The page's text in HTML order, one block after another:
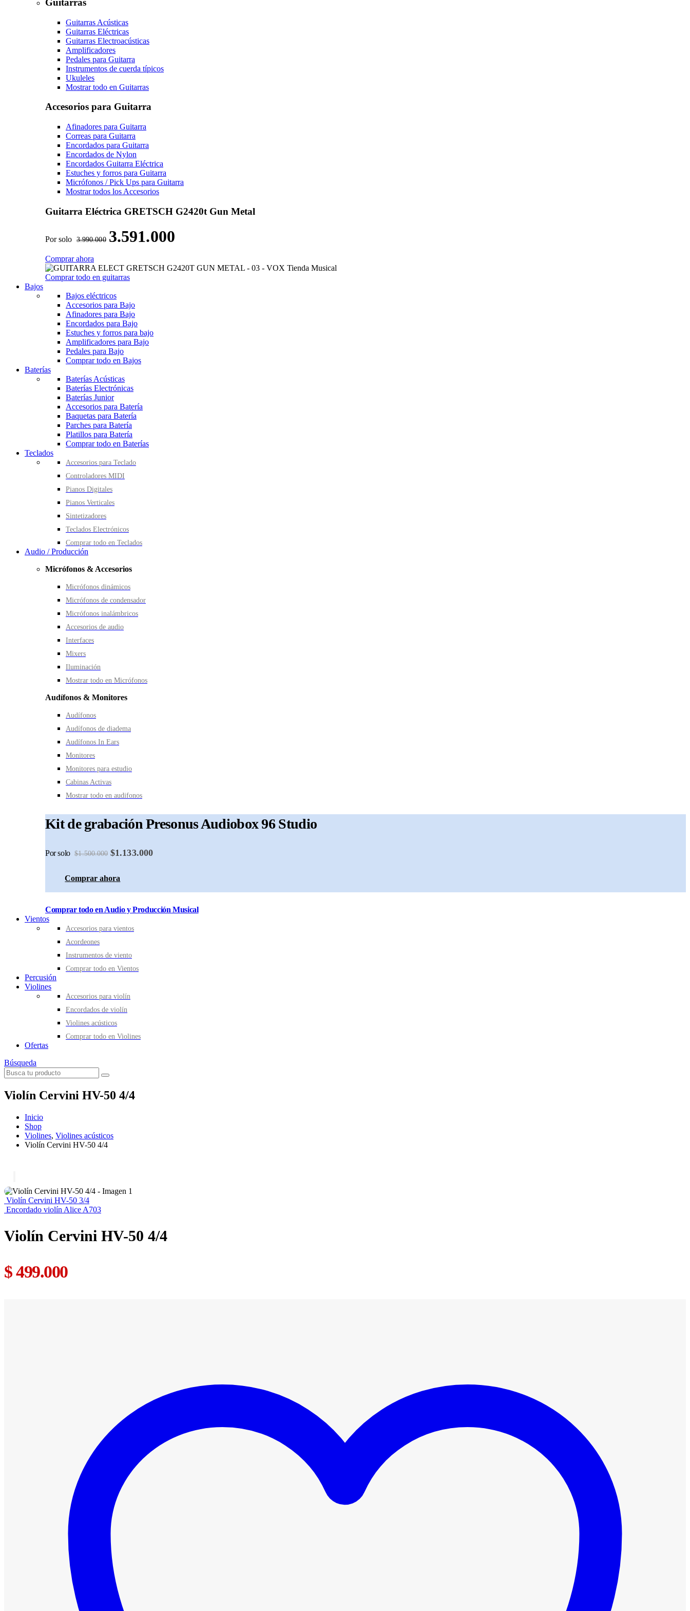
Guitarras
Guitarras Acústicas
Guitarras Eléctricas
Guitarras Electroacústicas
Amplificadores
Pedales para Guitarra
Instrumentos de cuerda típicos
Ukuleles
Mostrar todo en Guitarras
Accesorios para Guitarra
Afinadores para Guitarra
Correas para Guitarra
Encordados para Guitarra
Encordados de Nylon
Encordados Guitarra Eléctrica
Estuches y forros para Guitarra
Micrófonos / Pick Ups para Guitarra
Mostrar todos los Accesorios
Guitarra Eléctrica GRETSCH G2420t Gun Metal
Por solo 3.990.000 3.591.000
Comprar ahora
Comprar todo en guitarras
Bajos
Bajos eléctricos
Accesorios para Bajo
Afinadores para Bajo
Encordados para Bajo
Estuches y forros para bajo
Amplificadores para Bajo
Pedales para Bajo
Comprar todo en Bajos
Baterías
Baterías Acústicas
Baterías Electrónicas
Baterías Junior
Accesorios para Batería
Baquetas para Batería
Parches para Batería
Platillos para Batería
Comprar todo en Baterías
Teclados
Accesorios para Teclado
Controladores MIDI
Pianos Digitales
Pianos Verticales
Sintetizadores
Teclados Electrónicos
Comprar todo en Teclados
Audio / Producción
Micrófonos & Accesorios
Micrófonos dinámicos
Micrófonos de condensador
Micrófonos inalámbricos
Accesorios de audio
Interfaces
Mixers
Iluminación
Mostrar todo en Micrófonos
Audífonos & Monitores
Audífonos
Audífonos de diadema
Audífonos In Ears
Monitores
Monitores para estudio
Cabinas Activas
Mostrar todo en audifonos
Kit de grabación Presonus Audiobox 96 Studio
Por solo $1.500.000 $1.133.000
Comprar ahora
Comprar todo en Audio y Producción Musical
Vientos
Accesorios para vientos
Acordeones
Instrumentos de viento
Comprar todo en Vientos
Percusión
Violines
Accesorios para violín
Encordados de violín
Violines acústicos
Comprar todo en Violines
Ofertas
Búsqueda
Violín Cervini HV-50 4/4
Inicio
Shop
Violines, Violines acústicos
Violín Cervini HV-50 4/4
Violín Cervini HV-50 3/4
Encordado violín Alice A703
Violín Cervini HV-50 4/4
$499.000